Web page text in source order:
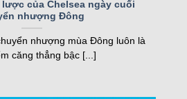
Women
SCU Torreense Women
1
khẳng định vị thế của
bật của Kqbd – Kết
của Chelsea ngày cuối
nhượng Đông
nhượng mùa Đông luôn là
căng thẳng bậc [...]